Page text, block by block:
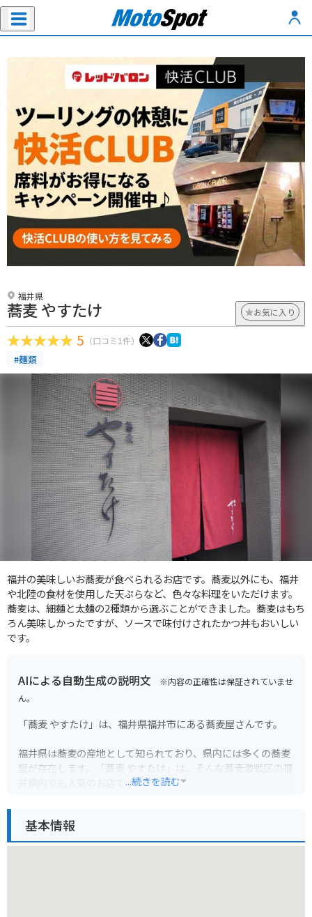
福井県
蕎麦 やすたけ お気に入り
5 （口コミ1件）
#麺類
福井の美味しいお蕎麦が食べられるお店です。蕎麦以外にも、福井
や北陸の食材を使用した天ぷらなど、色々な料理をいただけます。
蕎麦は、細麺と太麺の2種類から選ぶことができました。蕎麦はもち
ろん美味しかったですが、ソースで味付けされたかつ丼もおいしい
です。
AIによる自動生成の説明文 ※内容の正確性は保証されていませ
ん。
「蕎麦 やすたけ」は、福井県福井市にある蕎麦屋さんです。
福井県は蕎麦の産地として知られており、県内には多くの蕎麦
屋が存在します。「蕎麦 やすたけ」は、そんな蕎麦激戦区の福
井県内でも人気のお店です。
きます。メニューは、冷たい蕎麦、温かい蕎麦、丼ものなどが
あります。
...続きを読む
基本情報